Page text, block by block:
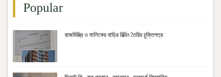
Popular
রাজমিস্ত্রি ও মালিকের বাড়ির বিল্ডিং তৈরির চুক্তিপত্র